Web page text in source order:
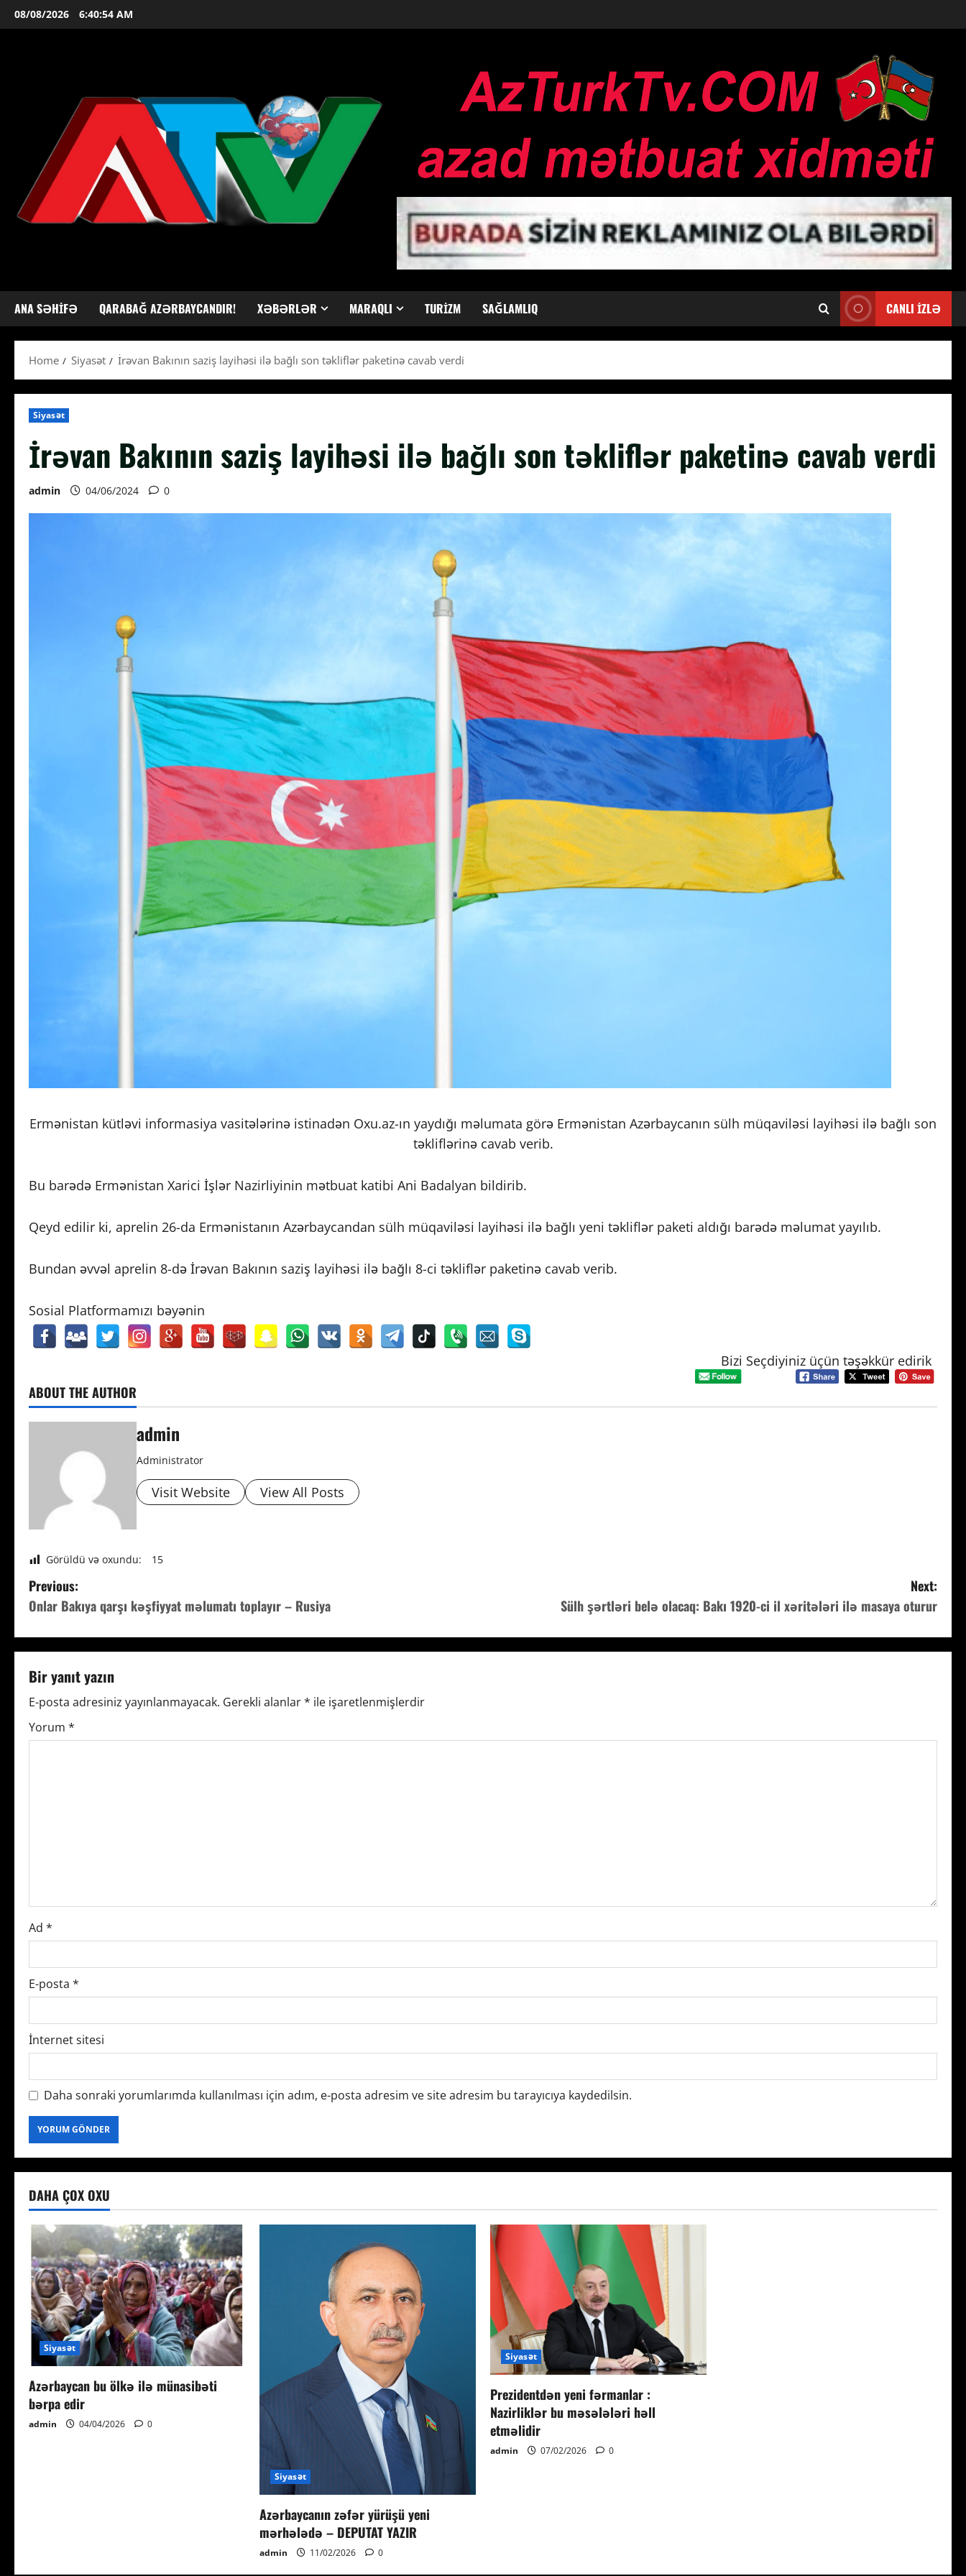
Skip
to
08/08/2026 6:40:56 AM
ANA SƏHIFƏ QARABAĞ AZƏRBAYCANDIR! XƏBƏRLƏR MARAQLI TURIZM SAĞLAMLIQ CANLI İZLƏ
Home Siyasət İrəvan Bakının saziş layihəsi ilə bağlı son təkliflər paketinə cavab verdi
Siyasət
İrəvan Bakının saziş layihəsi ilə bağlı son təkliflər paketinə cavab verdi
admin 04/06/2024 0
Ermənistan kütləvi informasiya vasitələrinə istinadən Oxu.az-ın yaydığı məlumata görə Ermənistan Azərbaycanın sülh müqaviləsi layihəsi ilə bağlı son
təkliflərinə cavab verib.
Bu barədə Ermənistan Xarici İşlər Nazirliyinin mətbuat katibi Ani Badalyan bildirib.
Qeyd edilir ki, aprelin 26-da Ermənistanın Azərbaycandan sülh müqaviləsi layihəsi ilə bağlı yeni təkliflər paketi aldığı barədə məlumat yayılıb.
Bundan əvvəl aprelin 8-də İrəvan Bakının saziş layihəsi ilə bağlı 8-ci təkliflər paketinə cavab verib.
Sosial Platformamızı bəyənin
Bizi Seçdiyiniz üçün təşəkkür edirik
ABOUT THE AUTHOR
admin
Administrator
Visit Website View All Posts
Görüldü və oxundu: 15
P
o
s
t
n
a
i
o
n
Previous:
Onlar Bakıya qarşı kəşfiyyat məlumatı toplayır – Rusiya
Next:
Sülh şərtləri belə olacaq: Bakı 1920-ci il xəritələri ilə masaya oturur
Bir yanıt yazın
E-posta adresiniz yayınlanmayacak. Gerekli alanlar* ile işaretlenmişlerdir
Yorum *
Ad *
E-posta *
İnternet sitesi
Daha sonraki yorumlarımda kullanılması için adım, e-posta adresim ve site adresim bu tarayıcıya kaydedilsin.
DAHA ÇOX OXU
Siyasət
Azərbaycan bu ölkə ilə münasibəti
bərpa edir
admin 04/04/2026 0
Siyasət
Azərbaycanın zəfər yürüşü yeni
mərhələdə – DEPUTAT YAZIR
admin 11/02/2026 0
Siyasət
Prezidentdən yeni fərmanlar :
Nazirliklər bu məsələləri həll
etməlidir
admin 07/02/2026 0